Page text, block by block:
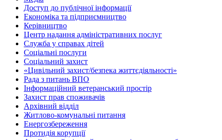
Доступ до публічної інформації
Економіка та підприємництво
Керівництво
Центр надання адміністративних послуг
Служба у справах дітей
Соціальні послуги
Соціальний захист
«Цивільний захист/безпека життєдіяльності»
Рада з питань ВПО
Інформаційний ветеранський простір
Захист прав споживачів
Архівний відділ
Житлово-комунальні питання
Енергозбереження
Протидія корупції